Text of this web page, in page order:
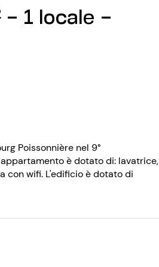
- 1 locale -
Poissonnière nel 9°
è dotato di: lavatrice,
con wifi. L'edificio è dotato di